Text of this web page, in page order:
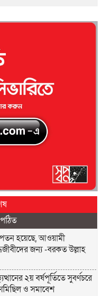
হয়েছে, আওয়ামী
জন্য -বরকত উল্লাহ
২য় বর্ষপূর্তিতে সুবর্ণচরে
ও সমাবেশ